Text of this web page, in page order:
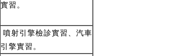
實習。
噴射引擎檢診實習、汽車
引擎實習。